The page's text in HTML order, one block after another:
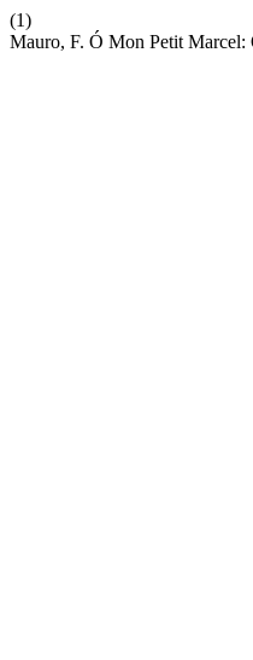
(1)
Mauro, F. Ó Mon Petit Marcel: